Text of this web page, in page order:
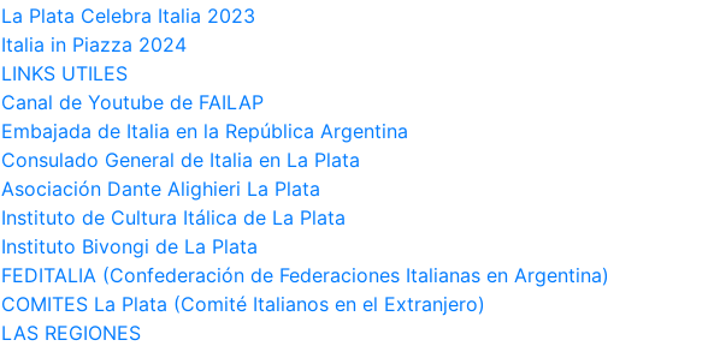
La Plata Celebra Italia 2023
Italia in Piazza 2024
LINKS UTILES
Canal de Youtube de FAILAP
Embajada de Italia en la República Argentina
Consulado General de Italia en La Plata
Asociación Dante Alighieri La Plata
Instituto de Cultura Itálica de La Plata
Instituto Bivongi de La Plata
FEDITALIA (Confederación de Federaciones Italianas en Argentina)
COMITES La Plata (Comité Italianos en el Extranjero)
LAS REGIONES